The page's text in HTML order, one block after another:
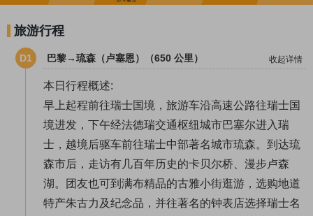
旅游行程
D1 巴黎→琉森（卢塞恩）（650 公里） 收起详情
本日行程概述:
早上起程前往瑞士国境，旅游车沿高速公路往瑞士国
境进发，下午经法德瑞交通枢纽城市巴塞尔进入瑞
士，越境后驱车前往瑞士中部著名城市琉森。到达琉
森市后，走访有几百年历史的卡贝尔桥、漫步卢森
湖。团友也可到满布精品的古雅小街逛游，选购地道
特产朱古力及纪念品，并往著名的钟表店选择瑞士名